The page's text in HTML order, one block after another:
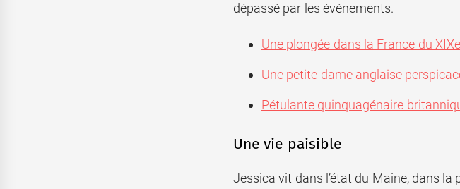
dépassé par les événements.
Une plongée dans la France du
Une petite dame anglaise
Pétulante quinquagénaire
Une vie paisible
Jessica vit dans l’état du Maine, dans la